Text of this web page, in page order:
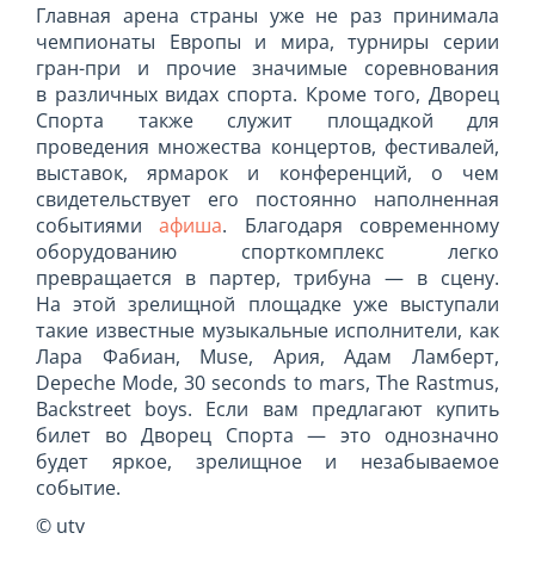
Главная арена страны уже не раз принимала
чемпионаты Европы и мира, турниры серии
гран-при и прочие значимые соревнования
в различных видах спорта. Кроме того, Дворец
Спорта также служит площадкой для
проведения множества концертов, фестивалей,
выставок, ярмарок и конференций, о чем
свидетельствует его постоянно наполненная
событиямиафиша. Благодаря современному
оборудованию спорткомплекс легко
превращается в партер, трибуна — в сцену.
На этой зрелищной площадке уже выступали
такие известные музыкальные исполнители, как
Лара Фабиан, Muse, Ария, Адам Ламберт,
Depeche Mode, 30 seconds to mars, The Rastmus,
Backstreet boys. Если вам предлагают купить
билет во Дворец Спорта — это однозначно
будет яркое, зрелищное и незабываемое
событие.
© utv